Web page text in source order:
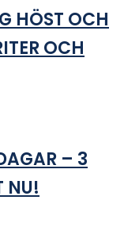
HÖST OCH
OCH
– 3
NU!